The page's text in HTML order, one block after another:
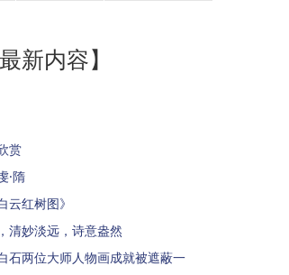
最新内容】
赏
·隋
云红树图》
清妙淡远，诗意盎然
石两位大师人物画成就被遮蔽一